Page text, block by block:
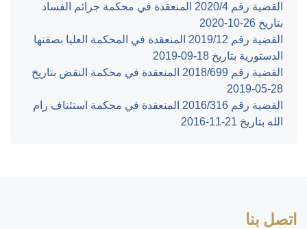
القضية رقم ‎4‏/‎2020‏ المنعقدة في محكمة جرائم الفساد
بتاريخ ‎2020-10-26‏
القضية رقم ‎12‏/‎2019‏ المنعقدة في المحكمة العليا بصفتها
الدستورية بتاريخ ‎2019-09-18‏
القضية رقم ‎699‏/‎2018‏ المنعقدة في محكمة النقض بتاريخ
‎2019-05-28‏
القضية رقم ‎316‏/‎2016‏ المنعقدة في محكمة استئناف رام
الله بتاريخ ‎2016-11-21‏
اتصل بنا